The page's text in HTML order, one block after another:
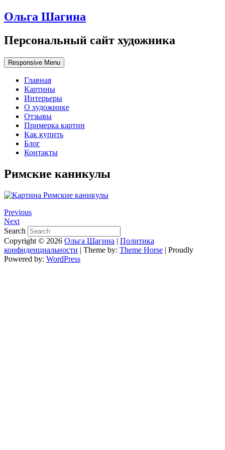
Ольга Шагина
Персональный сайт художника
Responsive Menu
Главная
Картины
Интерьеры
О художнике
Отзывы
Примерка картин
Как купить
Блог
Контакты
Римские каникулы
Previous
Next
Search
Copyright © 2026 Ольга Шагина | Политика
конфиденциальности | Theme by: Theme Horse | Proudly
Powered by: WordPress